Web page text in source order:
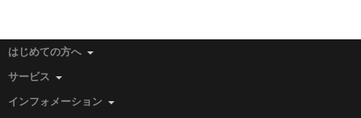
はじめての方へ
サービス
インフォメーション